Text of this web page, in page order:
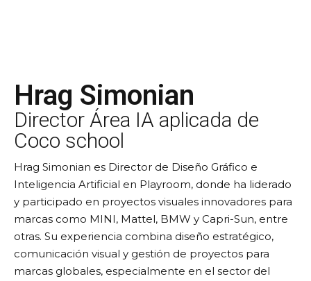
Hrag Simonian
Director Área IA aplicada de
Coco school
Hrag Simonian es Director de Diseño Gráfico e
Inteligencia Artificial en Playroom, donde ha liderado
y participado en proyectos visuales innovadores para
marcas como MINI, Mattel, BMW y Capri-Sun, entre
otras. Su experiencia combina diseño estratégico,
comunicación visual y gestión de proyectos para
marcas globales, especialmente en el sector del